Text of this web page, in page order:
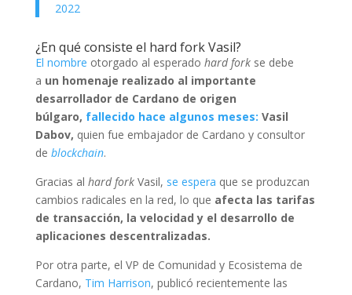
2022
¿En qué consiste el hard fork Vasil?
El nombre otorgado al esperado hard fork se debe
a un homenaje realizado al importante
desarrollador de Cardano de origen
búlgaro, fallecido hace algunos meses: Vasil
Dabov, quien fue embajador de Cardano y consultor
de blockchain.
Gracias al hard forkVasil, se espera que se produzcan
cambios radicales en la red, lo que afecta las tarifas
de transacción, la velocidad y el desarrollo de
aplicaciones descentralizadas.
Por otra parte, el VP de Comunidad y Ecosistema de
Cardano, Tim Harrison, publicó recientemente las